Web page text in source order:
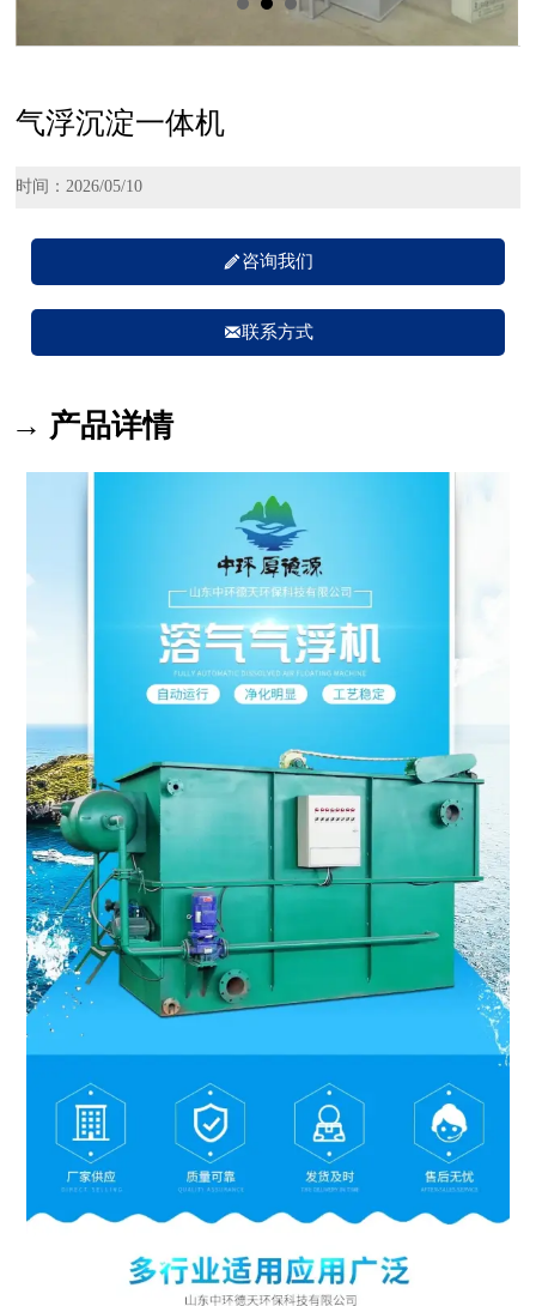
气浮沉淀一体机
时间：2026/05/10
咨询我们
联系方式
→ 产品详情